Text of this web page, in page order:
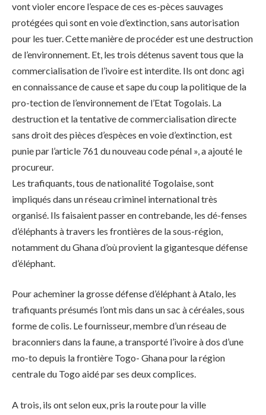
vont violer encore l’espace de ces es-pèces sauvages
protégées qui sont en voie d’extinction, sans autorisation
pour les tuer. Cette manière de procéder est une destruction
de l’environnement. Et, les trois détenus savent tous que la
commercialisation de l’ivoire est interdite. Ils ont donc agi
en connaissance de cause et sape du coup la politique de la
pro-tection de l’environnement de l’Etat Togolais. La
destruction et la tentative de commercialisation directe
sans droit des pièces d’espèces en voie d’extinction, est
punie par l’article 761 du nouveau code pénal », a ajouté le
procureur.
Les trafiquants, tous de nationalité Togolaise, sont
impliqués dans un réseau criminel international très
organisé. Ils faisaient passer en contrebande, les dé-fenses
d’éléphants à travers les frontières de la sous-région,
notamment du Ghana d’où provient la gigantesque défense
d’éléphant.
Pour acheminer la grosse défense d’éléphant à Atalo, les
trafiquants présumés l’ont mis dans un sac à céréales, sous
forme de colis. Le fournisseur, membre d’un réseau de
braconniers dans la faune, a transporté l’ivoire à dos d’une
mo-to depuis la frontière Togo- Ghana pour la région
centrale du Togo aidé par ses deux complices.
A trois, ils ont selon eux, pris la route pour la ville